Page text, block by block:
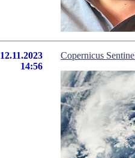
12.11.2023
14:56
Copernicus